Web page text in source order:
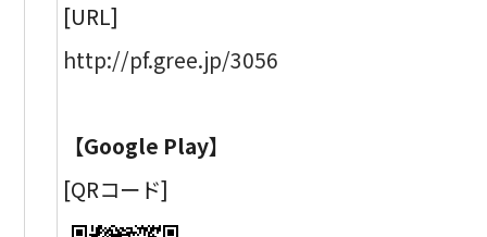
[URL]
http://pf.gree.jp/3056
【Google Play】
[QRコード]